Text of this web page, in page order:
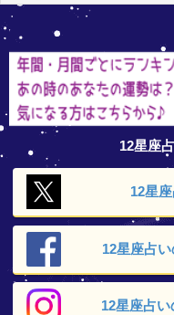
12星座
12星
12星座占
12星座占い